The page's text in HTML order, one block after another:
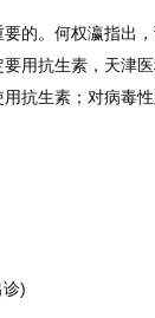
的。何权瀛指出
用抗生素，天津
抗生素；对病毒
)